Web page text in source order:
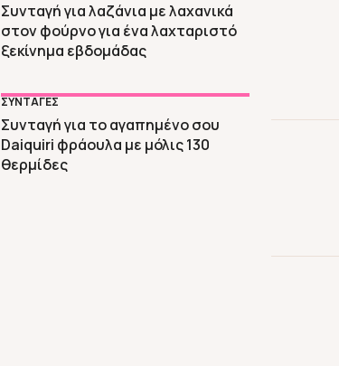
Συνταγή για λαζάνια με λαχανικά
στον φούρνο για ένα λαχταριστό
ξεκίνημα εβδομάδας
ΣΥΝΤΑΓΕΣ
Συνταγή για το αγαπημένο σου
Daiquiri φράουλα με μόλις 130
θερμίδες